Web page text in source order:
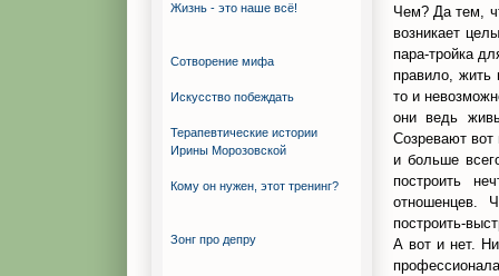
Чем? Да тем,
возникает
пара-тройка
правило, жить
то и
они ведь
Созревают вот
и больше
построить
отношенцев.
построить-
А вот и нет.
Жизнь - это наше всё!
Сотворение мифа
Искуcство побеждать
Терапевтические истории
Ирины Морозовской
Кому он нужен, этот тренинг?
Зонг про депру